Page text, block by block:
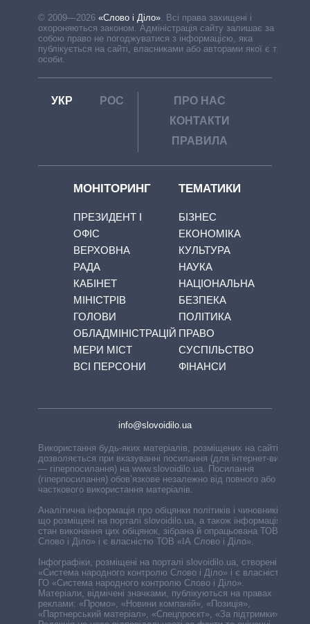
© 2009—2026 «Слово і Діло». Всі права захищені і
охороняються законом. Адміністрація сайту залишає за
собою право не погоджуватися з інформацією, яка
публікується на сайті, власниками або авторами якої є треті
особи.
УКР РОС
ПРО НАС
КОНТАКТИ
ПРАВИЛА
МОНІТОРИНГ
ПРЕЗИДЕНТ І
ОФІС
ВЕРХОВНА
РАДА
КАБІНЕТ
МІНІСТРІВ
ГОЛОВИ
ОБЛАДМІНІСТРАЦІЙ
МЕРИ МІСТ
ВСІ ПЕРСОНИ
ТЕМАТИКИ
БІЗНЕС
ЕКОНОМІКА
КУЛЬТУРА
НАУКА
НАЦІОНАЛЬНА
БЕЗПЕКА
ПОЛІТИКА
ПРАВО
СУСПІЛЬСТВО
ФІНАНСИ
info@slovoidilo.ua
Використання будь-яких матеріалів, розміщених на сайті,
дозволяється при вказуванні посилання (для інтернет-видань
— гіперпосилання) на www.slovoidilo.ua. Посилання
(гіперпосилання) обов’язкове незалежно від повного або
часткового використання матеріалів.
Аналітична інформація про обіцянки політиків і чиновників,
що розміщені на порталі slovoidilo.ua, а також інформація про
стан виконання цих обіцянок, зібрана й опрацьована ТОВ «ІА
Слово і Діло» і є власністю ТОВ «ІА Слово і Діло».
Інфографіки, розміщені на порталі slovoidilo.ua, створені ГО
«Система народного контролю Слово і Діло» і є власністю
ГО «Система народного контролю Слово і Діло».
Матеріали, відмічені значками, публікуються на правах
реклами: «Промо», «Новини компаній», «Позиція»,
«Партнерський матеріал», «Спецпроєкт», «За підтримки».